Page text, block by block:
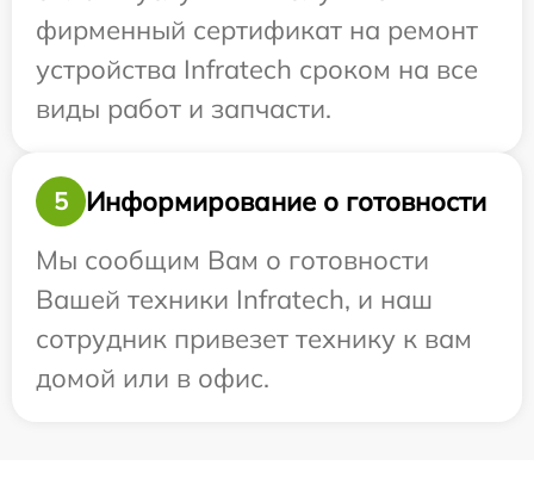
фирменный сертификат на ремонт
устройства Infratech сроком на все
виды работ и запчасти.
5
Информирование о готовности
Мы сообщим Вам о готовности
Вашей техники Infratech, и наш
сотрудник привезет технику к вам
домой или в офис.